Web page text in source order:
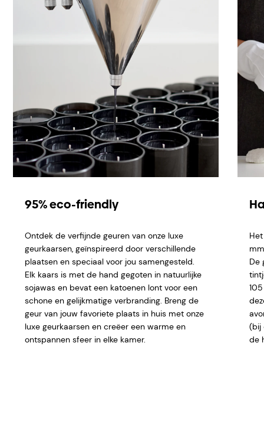
95% eco-friendly
Ontdek de verfijnde geuren van onze luxe
geurkaarsen, geïnspireerd door verschillende
plaatsen en speciaal voor jou samengesteld.
Elk kaars is met de hand gegoten in natuurlijke
sojawas en bevat een katoenen lont voor een
schone en gelijkmatige verbranding. Breng de
geur van jouw favoriete plaats in huis met onze
luxe geurkaarsen en creëer een warme en
ontspannen sfeer in elke kamer.
De
(bij
de